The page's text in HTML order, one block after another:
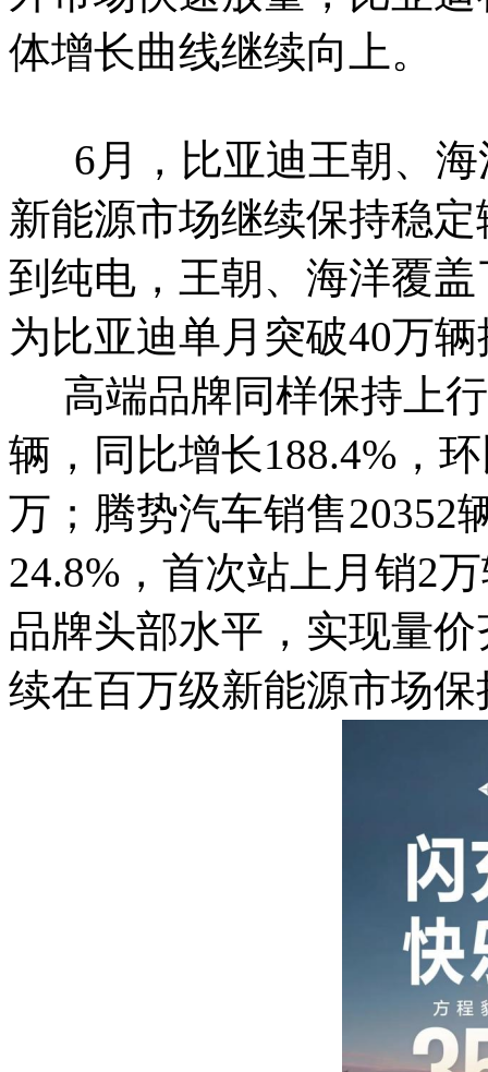
体增长曲线继续向上。
6月，比亚迪王朝、海
新能源市场继续保持稳
到纯电，王朝、海洋覆
为比亚迪单月突破40万
高端品牌同样保持上行
辆，同比增长188.4%，
万；腾势汽车销售20352
24.8%，首次站上月销2
品牌头部水平，实现量
续在百万级新能源市场